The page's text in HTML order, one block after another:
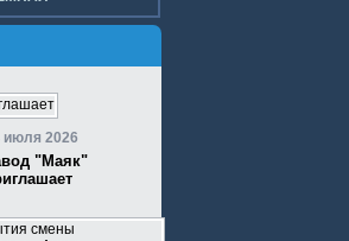
июля 2026
"Маяк"